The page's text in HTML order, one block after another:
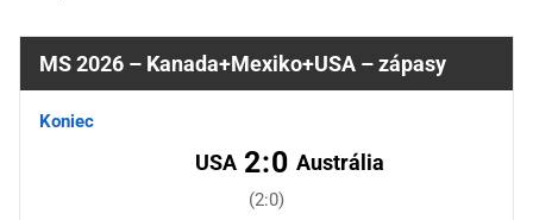
MS 2026 – Kanada+Mexiko+USA – zápasy
Koniec
USA 2:0 Austrália
(2:0)